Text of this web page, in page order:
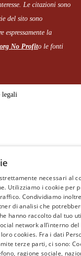
Le citazioni sono
del sito sono
la
No Profito le fonti
legali
necessari al
Utilizziamo i cookie per
Condividiamo
di analisi che
hanno raccolto dal tuo
network all’interno
cookies. Fra i dati
terze parti, ci sono:
ragione sociale,